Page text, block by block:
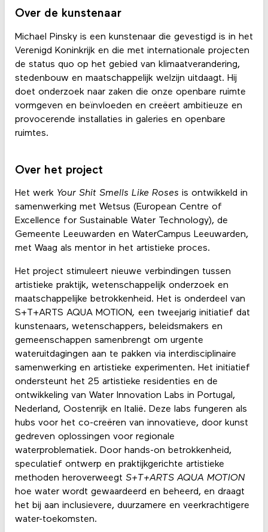
Over de kunstenaar
Michael Pinsky is een kunstenaar die gevestigd is in het
Verenigd Koninkrijk en die met internationale projecten
de status quo op het gebied van klimaatverandering,
stedenbouw en maatschappelijk welzijn uitdaagt. Hij
doet onderzoek naar zaken die onze openbare ruimte
vormgeven en beïnvloeden en creëert ambitieuze en
provocerende installaties in galeries en openbare
ruimtes.
Over het project
Het werk Your Shit Smells Like Roses is ontwikkeld in
samenwerking met Wetsus (European Centre of
Excellence for Sustainable Water Technology), de
Gemeente Leeuwarden en WaterCampus Leeuwarden,
met Waag als mentor in het artistieke proces.
Het project stimuleert nieuwe verbindingen tussen
artistieke praktijk, wetenschappelijk onderzoek en
maatschappelijke betrokkenheid. Het is onderdeel van
S+T+ARTS AQUA MOTION, een tweejarig initiatief dat
kunstenaars, wetenschappers, beleidsmakers en
gemeenschappen samenbrengt om urgente
wateruitdagingen aan te pakken via interdisciplinaire
samenwerking en artistieke experimenten. Het initiatief
ondersteunt het 25 artistieke residenties en de
ontwikkeling van Water Innovation Labs in Portugal,
Nederland, Oostenrijk en Italië. Deze labs fungeren als
hubs voor het co-creëren van innovatieve, door kunst
gedreven oplossingen voor regionale
waterproblematiek. Door hands-on betrokkenheid,
speculatief ontwerp en praktijkgerichte artistieke
methoden heroverweegt S+T+ARTS AQUA MOTION
hoe water wordt gewaardeerd en beheerd, en draagt
het bij aan inclusievere, duurzamere en veerkrachtigere
water-toekomsten.